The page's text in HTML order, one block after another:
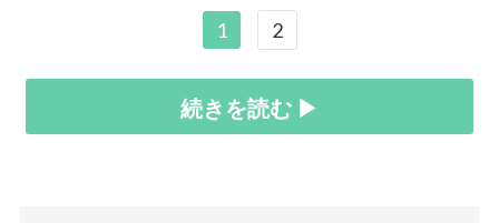
1 2
続きを読む ▶